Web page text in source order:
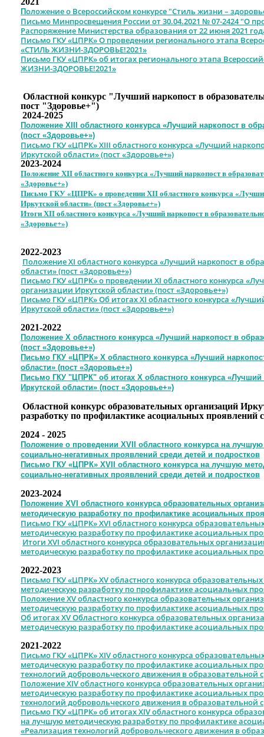
Положение о Всероссийском конкурсе "Стиль жизни –
Письмо Минпросвещения России от 30.04.2021 № 07-2424 "О
Распоряжение Министерства образования от 22 июня 2021
Письмо ГКУ «ЦПРК» О проведении регионального этапа
«СТИЛЬ ЖИЗНИ-ЗДОРОВЬЕ!2021»
Письмо ГКУ «ЦПРК» об итогах регионального этапа
ЖИЗНИ-ЗДОРОВЬЕ!2021»
Областной конкурс "Лучший наркопост в
пост "Здоровье+")
2024-2025
Положение XIII областного конкурса «Лучший наркопост в
(пост «Здоровье+»)
Письмо ГКУ «ЦПРК» XIII областного конкурса «Лучший
Иркутской области» (пост «Здоровье+»)
2023-2024
Положение XII областного конкурса «Лучший наркопост в
«Здоровье+»)
Письмо ГКУ «ЦПРК» о проведении XII областного конкурса
Иркутской области» (пост «Здоровье+»)
Итоги XII областного конкурса «Лучший наркопост в
«Здоровье+»)
2022-2023
Положение XI областного конкурса «Лучший наркопост в
области» (пост «Здоровье+»)
Письмо ГКУ «ЦПРК» о проведении XI областного конкурса
организации Иркутской области» (пост «Здоровье+»)
Письмо ГКУ «ЦПРК» Об итогах XI областного конкурса
Иркутской области» (пост «Здоровье+»)
2021-2022
Положение X областного конкурса «Лучший наркопост в
(пост «Здоровье+»)
Письмо ГКУ «ЦПРК» X областного конкурса «Лучший
области» (пост «Здоровье+»)
Письмо ГКУ "ЦПРК" об итогах X областного конкурса «Лучший
Иркутской области» (пост «Здоровье+»)
Областной конкурс образовательных организаций
разработку по профилактике асоциальных проявлений
2024 - 2025
Положение о проведении XVII областного конкурса на
социально-негативных проявлений среди детей и подростков
Письмо ГКУ «ЦПРК» XVII областного конкурса на лучшую
социально-негативных проявлений среди детей и подростков
2023-2024
Положение XVI областного конкурса образовательных
методическую разработку по профилактике асоциальных
Письмо ГКУ «ЦПРК» XVI областного конкурса
методическую разработку по профилактике асоциальных
Итоги XVI областного конкурса образовательных
методическую разработку по профилактике асоциальных
2022-2023
Письмо ГКУ «ЦПРК» XV областного конкурса
методическую разработку по профилактике асоциальных
Положение XV областного конкурса образовательных
методическую разработку по профилактике асоциальных
Об итогах XV Областного конкурса образовательных
методическую разработку по профилактике асоциальных
2021-2022
Письмо ГКУ «ЦПРК» XIV областного конкурса
методическую разработку по профилактике асоциальных
технологий добровольческого движения в образовательной
Положение XIV областного конкурса образовательных
методическую разработку по профилактике асоциальных
технологий добровольческого движения в образовательной
Письмо ГКУ «ЦПРК» об итогах XIV областного конкурса
на лучшую методическую разработку по профилактике
«Реализация технологий добровольческого движения в